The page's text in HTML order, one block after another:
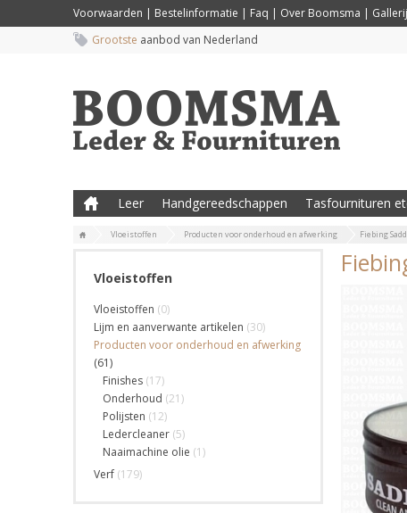
Voorwaarden | Bestelinformatie | Faq | Over Boomsma | Gallerij
Grootste aanbod van Nederland
Leer Handgereedschappen Tasfournituren
Vloeistoffen Producten voor onderhoud en afwerking Fiebing
Vloeistoffen
Vloeistoffen (0)
Lijm en aanverwante artikelen (30)
Producten voor onderhoud en afwerking
(61)
Finishes (17)
Onderhoud (21)
Polijsten (12)
Ledercleaner (5)
Naaimachine olie (1)
Verf (179)